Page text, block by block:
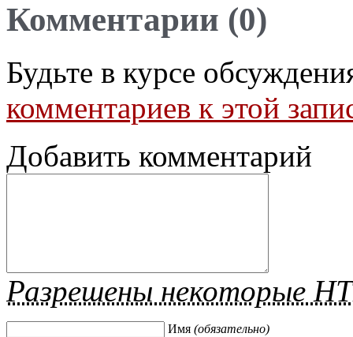
Комментарии (0)
Будьте в курсе
комментариев к этой
Добавить комментарий
Разрешены некоторые
Имя (обязательно)